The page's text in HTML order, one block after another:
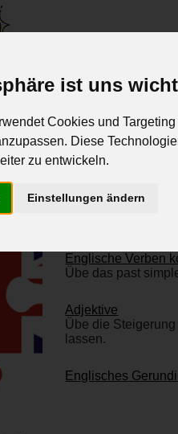
ist uns
Cookies und
Diese
zu entwickeln.
Einstellungen ändern
Englisch Gerundium
Latein-Verben
Englische Verben
Übe das past
Adjektive
Übe die
lassen.
Englisches